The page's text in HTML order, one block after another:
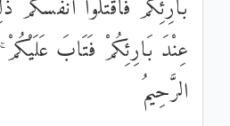
بَارِئِكُمْ فَاقْتُلُوا
عِنْدَ بَارِئِكُمْ فَتَابَ عَلَيْكُمْ
الرَّحِيمُ